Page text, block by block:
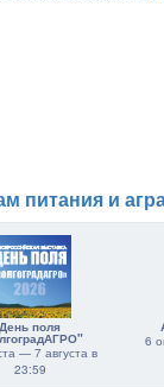
питания и
День поля
— 7 августа в
23:59
6